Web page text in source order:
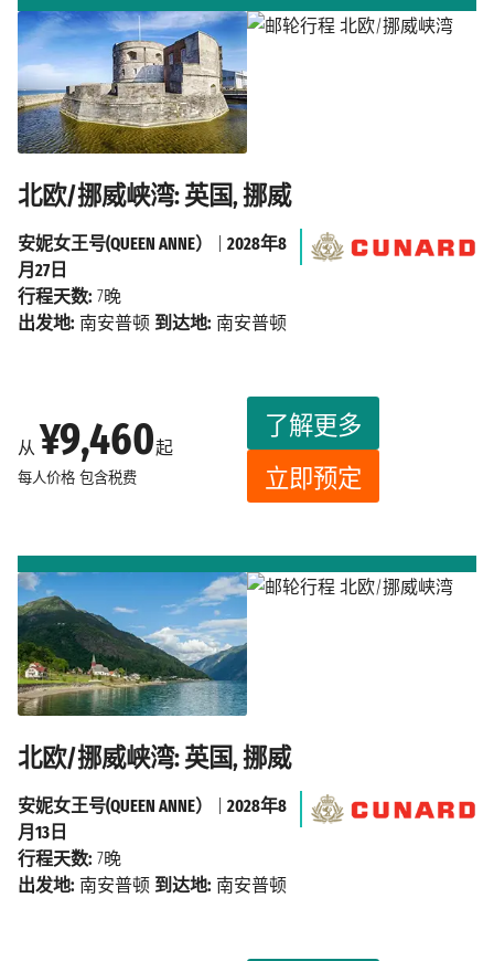
北欧/挪威峡湾: 英国, 挪威
从 ¥9,460起
每人价格 包含税费
了解更多
立即预定
安妮女王号(QUEEN ANNE）
2028年8
月27日
行程天数: 7晚
出发地: 南安普顿 到达地: 南安普顿
北欧/挪威峡湾: 英国, 挪威
安妮女王号(QUEEN ANNE）
2028年8
月13日
行程天数: 7晚
出发地: 南安普顿 到达地: 南安普顿